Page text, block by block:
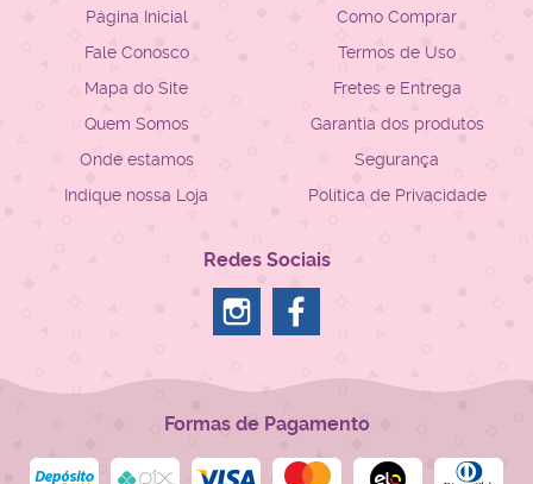
Página Inicial
Fale Conosco
Mapa do Site
Quem Somos
Onde estamos
Indique nossa Loja
Como Comprar
Termos de Uso
Fretes e Entrega
Garantia dos produtos
Segurança
Política de Privacidade
Redes Sociais
Formas de Pagamento